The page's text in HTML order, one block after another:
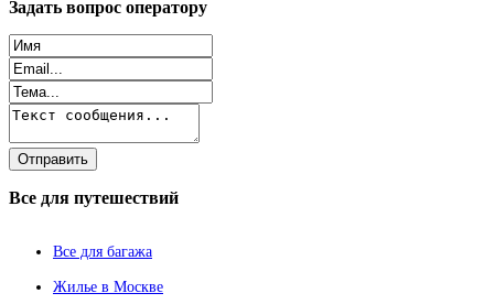
Задать вопрос оператору
Все для путешествий
Все для багажа
Жилье в Москве